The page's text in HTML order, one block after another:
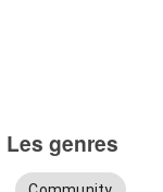
Les genres